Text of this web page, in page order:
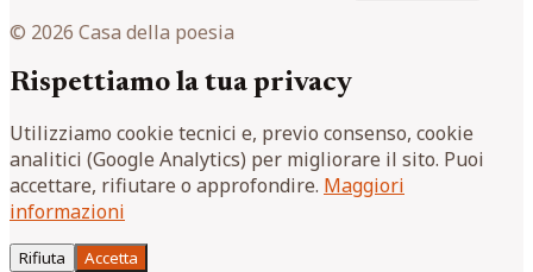
© 2026 Casa della poesia
Rispettiamo la tua privacy
Utilizziamo cookie tecnici e, previo consenso, cookie
analitici (Google Analytics) per migliorare il sito. Puoi
accettare, rifiutare o approfondire. Maggiori
informazioni
Rifiuta Accetta